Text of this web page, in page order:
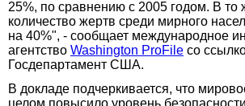
25%, по сравнению с 2005 годом. В то
количество жертв среди мирного
на 40%", - сообщает международное
агентство Washington ProFile со
Госдепартамент США.
В докладе подчеркивается, что
целом повысило уровень